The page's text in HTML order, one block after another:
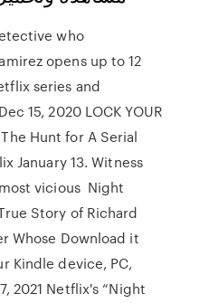
who
opens up to 12
series and
15, 2020 LOCK YOUR
Hunt for A Serial
January 13. Witness
vicious Night
Story of Richard
Whose Download it
Kindle device, PC,
2021 Netflix's “Night